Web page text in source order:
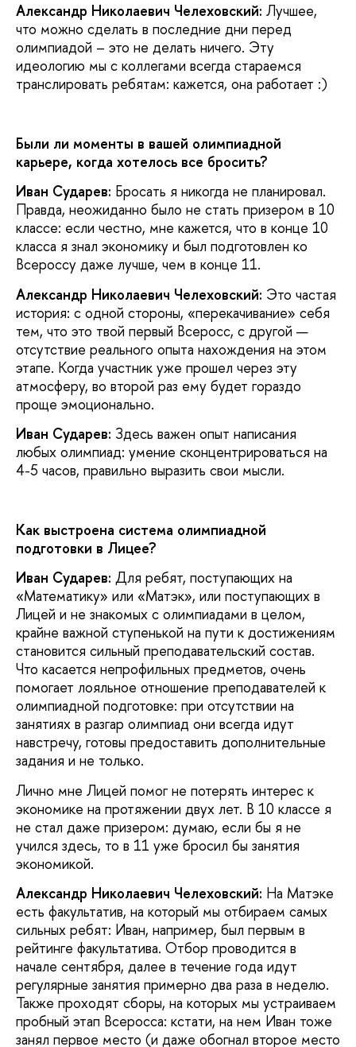
Александр Николаевич Челеховский: Лучшее,
что можно сделать в последние дни перед
олимпиадой – это не делать ничего. Эту
идеологию мы с коллегами всегда стараемся
транслировать ребятам: кажется, она работает :)
Были ли моменты в вашей олимпиадной
карьере, когда хотелось все бросить?
Иван Сударев: Бросать я никогда не планировал.
Правда, неожиданно было не стать призером в 10
классе: если честно, мне кажется, что в конце 10
класса я знал экономику и был подготовлен ко
Всероссу даже лучше, чем в конце 11.
Александр Николаевич Челеховский: Это частая
история: с одной стороны, «перекачивание» себя
тем, что это твой первый Всеросс, с другой —
отсутствие реального опыта нахождения на этом
этапе. Когда участник уже прошел через эту
атмосферу, во второй раз ему будет гораздо
проще эмоционально.
Иван Сударев: Здесь важен опыт написания
любых олимпиад: умение сконцентрироваться на
4-5 часов, правильно выразить свои мысли.
Как выстроена система олимпиадной
подготовки в Лицее?
Иван Сударев: Для ребят, поступающих на
«Математику» или «Матэк», или поступающих в
Лицей и не знакомых с олимпиадами в целом,
крайне важной ступенькой на пути к достижениям
становится сильный преподавательский состав.
Что касается непрофильных предметов, очень
помогает лояльное отношение преподавателей к
олимпиадной подготовке: при отсутствии на
занятиях в разгар олимпиад они всегда идут
навстречу, готовы предоставить дополнительные
задания и не только.
Лично мне Лицей помог не потерять интерес к
экономике на протяжении двух лет. В 10 классе я
не стал даже призером: думаю, если бы я не
учился здесь, то в 11 уже бросил бы занятия
экономикой.
Александр Николаевич Челеховский: На Матэке
есть факультатив, на который мы отбираем самых
сильных ребят: Иван, например, был первым в
рейтинге факультатива. Отбор проводится в
начале сентября, далее в течение года идут
регулярные занятия примерно два раза в неделю.
Также проходят сборы, на которых мы устраиваем
пробный этап Всеросса: кстати, на нем Иван тоже
занял первое место (и даже обогнал второе место